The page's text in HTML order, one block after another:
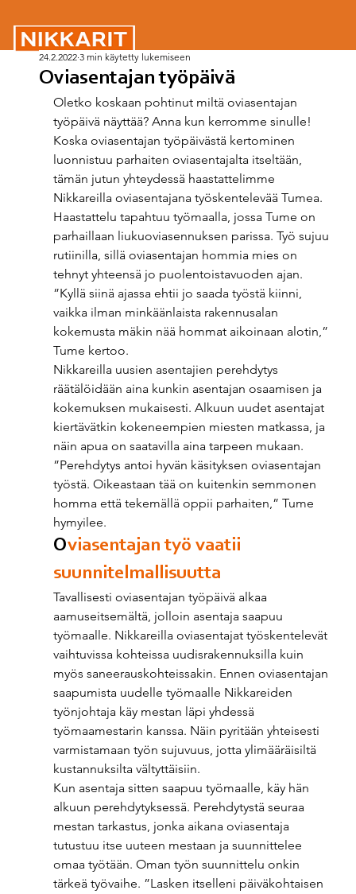
Oviasentajan työpäivä
24.2.2022 3 min käytetty lukemiseen
Oletko koskaan pohtinut miltä oviasentajan
työpäivä näyttää? Anna kun kerromme sinulle!
Koska oviasentajan työpäivästä kertominen
luonnistuu parhaiten oviasentajalta itseltään,
tämän jutun yhteydessä haastattelimme
Nikkareilla oviasentajana työskentelevää Tumea.
Haastattelu tapahtuu työmaalla, jossa Tume on
parhaillaan liukuoviasennuksen parissa. Työ sujuu
rutiinilla, sillä oviasentajan hommia mies on
tehnyt yhteensä jo puolentoistavuoden ajan.
”Kyllä siinä ajassa ehtii jo saada työstä kiinni,
vaikka ilman minkäänlaista rakennusalan
kokemusta mäkin nää hommat aikoinaan alotin,”
Tume kertoo.
Nikkareilla uusien asentajien perehdytys
räätälöidään aina kunkin asentajan osaamisen ja
kokemuksen mukaisesti. Alkuun uudet asentajat
kiertävätkin kokeneempien miesten matkassa, ja
näin apua on saatavilla aina tarpeen mukaan.
”Perehdytys antoi hyvän käsityksen oviasentajan
työstä. Oikeastaan tää on kuitenkin semmonen
homma että tekemällä oppii parhaiten,” Tume
hymyilee.
Oviasentajan työ vaatii
suunnitelmallisuutta
Tavallisesti oviasentajan työpäivä alkaa
aamuseitsemältä, jolloin asentaja saapuu
työmaalle. Nikkareilla oviasentajat työskentelevät
vaihtuvissa kohteissa uudisrakennuksilla kuin
myös saneerauskohteissakin. Ennen oviasentajan
saapumista uudelle työmaalle Nikkareiden
työnjohtaja käy mestan läpi yhdessä
työmaamestarin kanssa. Näin pyritään yhteisesti
varmistamaan työn sujuvuus, jotta ylimääräisiltä
kustannuksilta vältyttäisiin.
Kun asentaja sitten saapuu työmaalle, käy hän
alkuun perehdytyksessä. Perehdytystä seuraa
mestan tarkastus, jonka aikana oviasentaja
tutustuu itse uuteen mestaan ja suunnittelee
omaa työtään. Oman työn suunnittelu onkin
tärkeä työvaihe. ”Lasken itselleni päiväkohtaisen